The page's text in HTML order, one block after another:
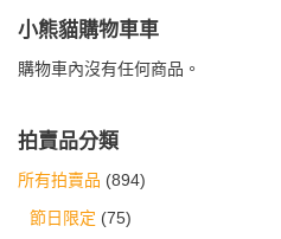
小熊貓購物車車
購物車內沒有任何商品。
拍賣品分類
所有拍賣品 (894)
節日限定 (75)